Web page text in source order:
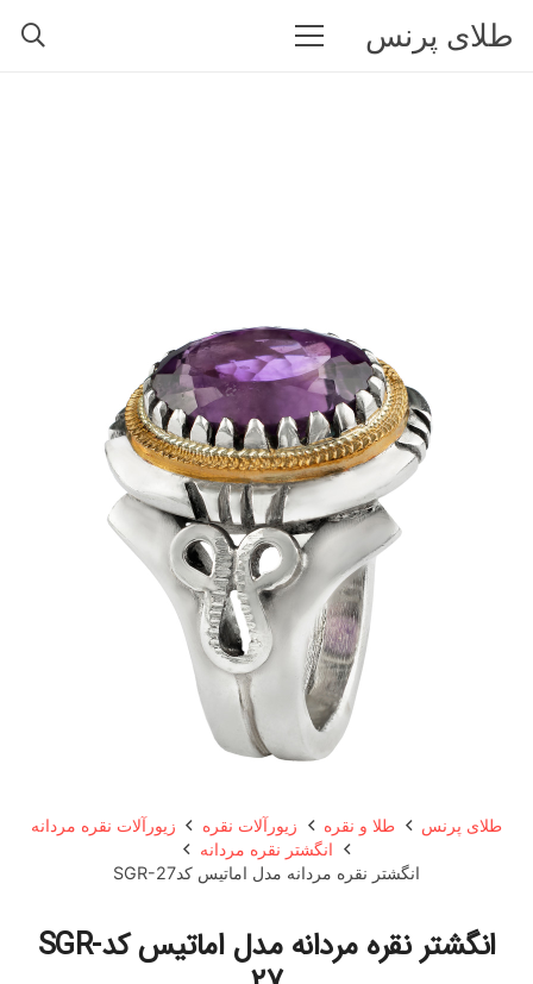
طلای پرنس
طلای پرنس طلا و نقره زیورآلات نقره
زیورآلات نقره مردانه
انگشتر نقره مردانه
انگشتر نقره مردانه مدل اماتیس کدSGR-27
انگشتر نقره مردانه مدل اماتیس کدSGR-